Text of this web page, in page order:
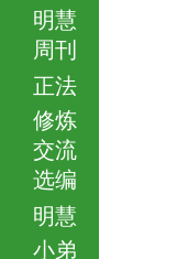
明慧
周刊
正法
修炼
交流
选编
明慧
小弟